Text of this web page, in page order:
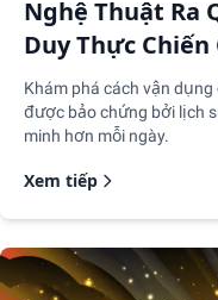
Nghệ Thuật Ra
Duy Thực Chiến
Khám phá cách vận
được bảo chứng bởi lịch
minh hơn mỗi ngày.
Xem tiếp